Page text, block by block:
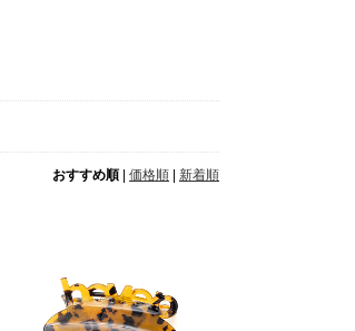
おすすめ順 価格順 新着順